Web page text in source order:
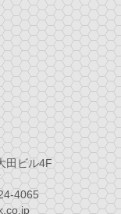
田ビル4F
4065